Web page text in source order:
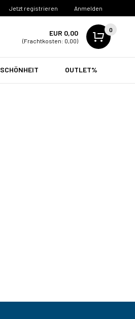
Jetzt registrieren Anmelden
EUR 0,00
(Frachtkosten: 0,00)
0
SCHÖNHEIT OUTLET%